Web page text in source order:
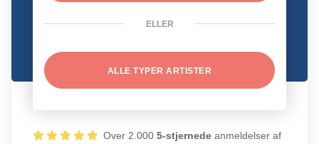
ELLER
ALLE TYPER ARTISTER
Over 2.0005-stjernede anmeldelser af